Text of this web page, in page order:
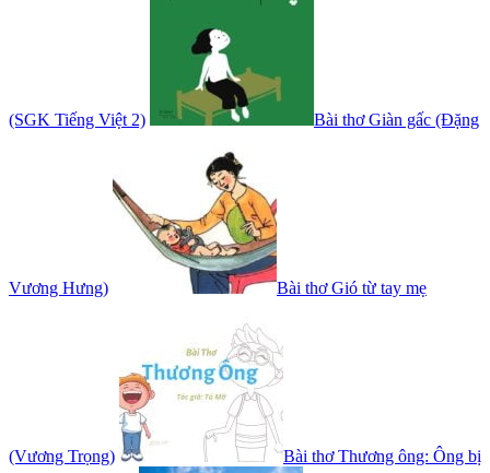
(SGK Tiếng Việt 2) Bài thơ Giàn gấc (Đặng
Vương Hưng) Bài thơ Gió từ tay mẹ
(Vương Trọng) Bài thơ Thương ông: Ông bị